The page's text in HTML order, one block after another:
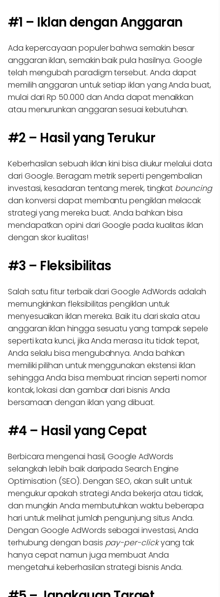
#1 – Iklan dengan Anggaran
Ada kepercayaan populer bahwa semakin besar
anggaran iklan, semakin baik pula hasilnya. Google
telah mengubah paradigm tersebut. Anda dapat
memilih anggaran untuk setiap iklan yang Anda buat,
mulai dari Rp 50.000 dan Anda dapat menaikkan
atau menurunkan anggaran sesuai kebutuhan.
#2 – Hasil yang Terukur
Keberhasilan sebuah iklan kini bisa diukur melalui data
dari Google. Beragam metrik seperti pengembalian
investasi, kesadaran tentang merek, tingkat bouncing
dan konversi dapat membantu pengiklan melacak
strategi yang mereka buat. Anda bahkan bisa
mendapatkan opini dari Google pada kualitas iklan
dengan skor kualitas!
#3 – Fleksibilitas
Salah satu fitur terbaik dari Google AdWords adalah
memungkinkan fleksibilitas pengiklan untuk
menyesuaikan iklan mereka. Baik itu dari skala atau
anggaran iklan hingga sesuatu yang tampak sepele
seperti kata kunci, jika Anda merasa itu tidak tepat,
Anda selalu bisa mengubahnya. Anda bahkan
memiliki pilihan untuk menggunakan ekstensi iklan
sehingga Anda bisa membuat rincian seperti nomor
kontak, lokasi dan gambar dari bisnis Anda
bersamaan dengan iklan yang dibuat.
#4 – Hasil yang Cepat
Berbicara mengenai hasil, Google AdWords
selangkah lebih baik daripada Search Engine
Optimisation (SEO). Dengan SEO, akan sulit untuk
mengukur apakah strategi Anda bekerja atau tidak,
dan mungkin Anda membutuhkan waktu beberapa
hari untuk melihat jumlah pengunjung situs Anda.
Dengan Google AdWords sebagai investasi, Anda
terhubung dengan basis pay-per-clickyang tak
hanya cepat namun juga membuat Anda
mengetahui keberhasilan strategi bisnis Anda.